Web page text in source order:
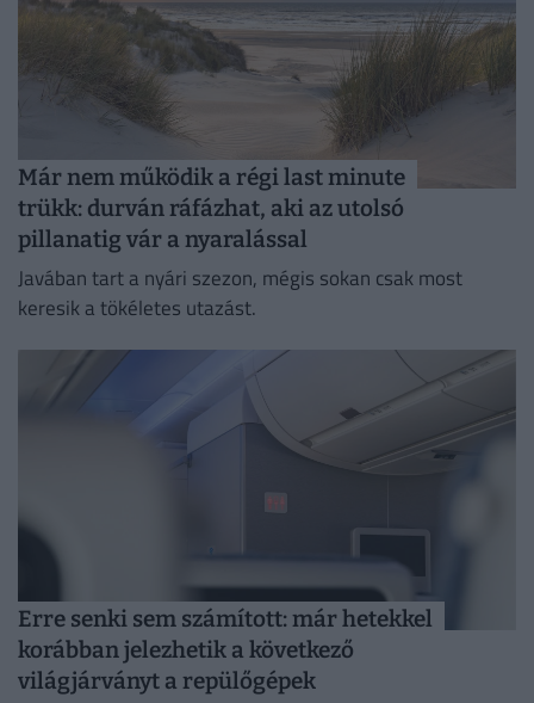
Már nem működik a régi last minute
trükk: durván ráfázhat, aki az utolsó
pillanatig vár a nyaralással
Javában tart a nyári szezon, mégis sokan csak most
keresik a tökéletes utazást.
Erre senki sem számított: már hetekkel
korábban jelezhetik a következő
világjárványt a repülőgépek